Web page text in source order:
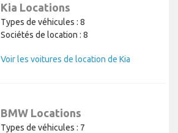
Kia Locations
Types de véhicules : 8
Sociétés de location : 8
Voir les voitures de location de Kia
BMW Locations
Types de véhicules : 7